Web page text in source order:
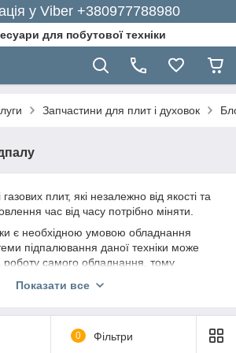
у Viber +380977788980
для побутової техніки
Запчастини для плит і духовок
газових плит, які незалежно від якості та
час від часу потрібно міняти.
є необхідною умовою обладнання
підпалювання даної техніки може
роботу самого обладнання, тому
Вибір зазначеної деталі техніки
допомогою до кваліфікованих фахівців.
Показати все
0 Фільтри